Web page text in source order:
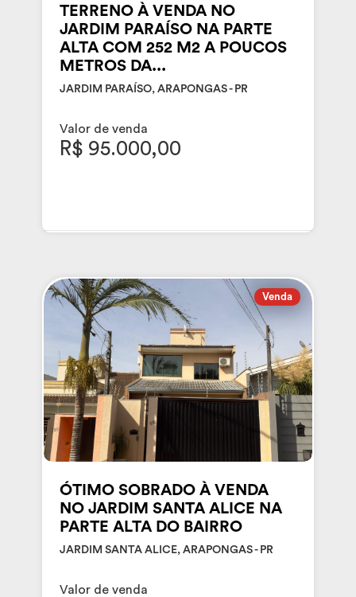
TERRENO À VENDA NO
JARDIM PARAÍSO NA PARTE
ALTA COM 252 M2 A POUCOS
METROS DA...
JARDIM PARAÍSO, ARAPONGAS - PR
Valor de venda
R$ 95.000,00
Venda
ÓTIMO SOBRADO À VENDA
NO JARDIM SANTA ALICE NA
PARTE ALTA DO BAIRRO
JARDIM SANTA ALICE, ARAPONGAS - PR
Valor de venda